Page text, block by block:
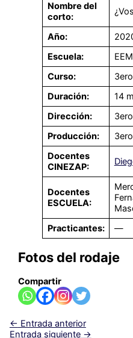
Nombre del
corto:
Año:
Escuela:
Curso:
Duración:
14
Dirección:
Producción:
Docentes
CINEZAP:
Docentes
ESCUELA:
Practicantes:
—
Fotos del rodaje
Compartir
← Entrada anterior
Entrada siguiente →